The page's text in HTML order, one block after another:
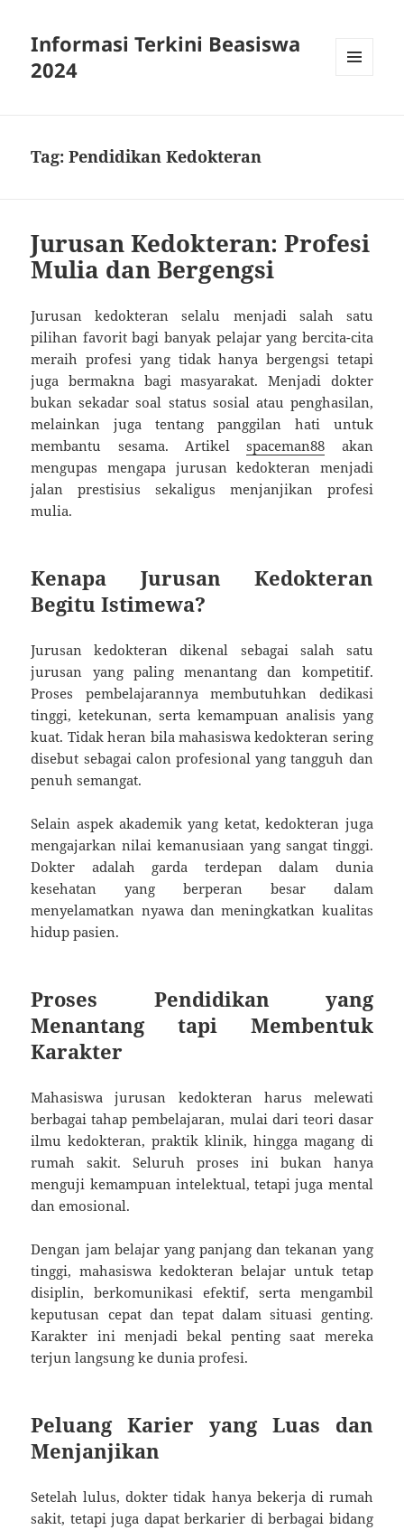
Informasi Terkini Beasiswa
2024
Tag:Pendidikan Kedokteran
Jurusan Kedokteran: Profesi
Mulia dan Bergengsi
Jurusan kedokteran selalu menjadi salah satu
pilihan favorit bagi banyak pelajar yang bercita-cita
meraih profesi yang tidak hanya bergengsi tetapi
juga bermakna bagi masyarakat. Menjadi dokter
bukan sekadar soal status sosial atau penghasilan,
melainkan juga tentang panggilan hati untuk
membantu sesama. Artikelspaceman88 akan
mengupas mengapa jurusan kedokteran menjadi
jalan prestisius sekaligus menjanjikan profesi
mulia.
Kenapa Jurusan Kedokteran
Begitu Istimewa?
Jurusan kedokteran dikenal sebagai salah satu
jurusan yang paling menantang dan kompetitif.
Proses pembelajarannya membutuhkan dedikasi
tinggi, ketekunan, serta kemampuan analisis yang
kuat. Tidak heran bila mahasiswa kedokteran sering
disebut sebagai calon profesional yang tangguh dan
penuh semangat.
Selain aspek akademik yang ketat, kedokteran juga
mengajarkan nilai kemanusiaan yang sangat tinggi.
Dokter adalah garda terdepan dalam dunia
kesehatan yang berperan besar dalam
menyelamatkan nyawa dan meningkatkan kualitas
hidup pasien.
Proses Pendidikan yang
Menantang tapi Membentuk
Karakter
Mahasiswa jurusan kedokteran harus melewati
berbagai tahap pembelajaran, mulai dari teori dasar
ilmu kedokteran, praktik klinik, hingga magang di
rumah sakit. Seluruh proses ini bukan hanya
menguji kemampuan intelektual, tetapi juga mental
dan emosional.
Dengan jam belajar yang panjang dan tekanan yang
tinggi, mahasiswa kedokteran belajar untuk tetap
disiplin, berkomunikasi efektif, serta mengambil
keputusan cepat dan tepat dalam situasi genting.
Karakter ini menjadi bekal penting saat mereka
terjun langsung ke dunia profesi.
Peluang Karier yang Luas dan
Menjanjikan
Setelah lulus, dokter tidak hanya bekerja di rumah
sakit, tetapi juga dapat berkarier di berbagai bidang